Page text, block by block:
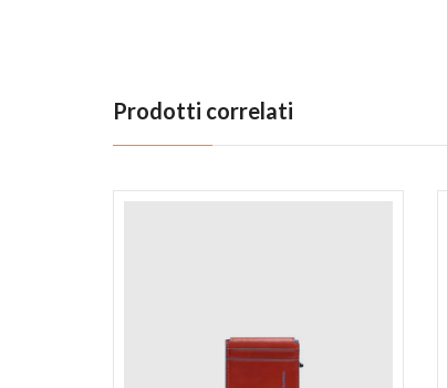
Prodotti correlati